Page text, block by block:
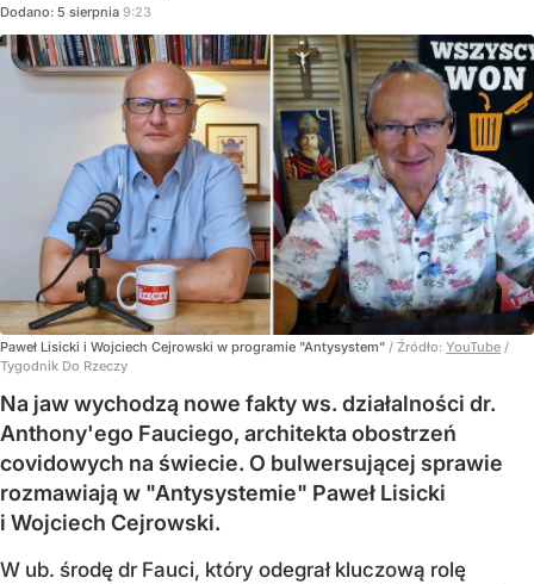
Dodano: 5 sierpnia 9:23
Paweł Lisicki i Wojciech Cejrowski w programie "Antysystem" / Źródło: YouTube /
Tygodnik Do Rzeczy
Na jaw wychodzą nowe fakty ws. działalności dr.
Anthony'ego Fauciego, architekta obostrzeń
covidowych na świecie. O bulwersującej sprawie
rozmawiają w "Antysystemie" Paweł Lisicki
i Wojciech Cejrowski.
W ub. środę dr Fauci, który odegrał kluczową rolę